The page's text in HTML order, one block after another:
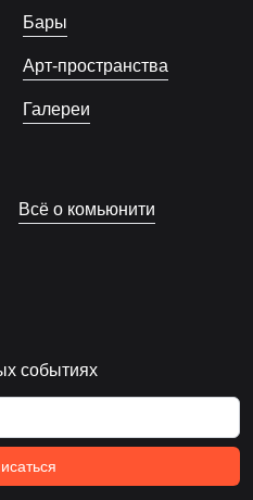
Бары
Арт-пространства
Галереи
Всё о комьюнити
событиях